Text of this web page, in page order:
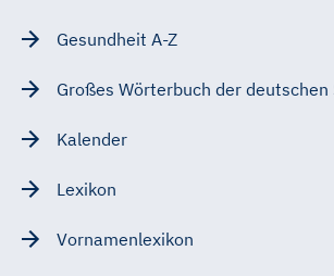
Gesundheit A-Z
Großes Wörterbuch der deutschen
Kalender
Lexikon
Vornamenlexikon